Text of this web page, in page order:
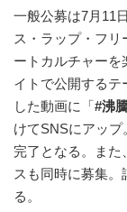
一般公募は7月11
ス・ラップ・フリ
ートカルチャーを
イトで公開するテ
した動画に「#沸
けてSNSにアッ
完了となる。また
スも同時に募集
る。